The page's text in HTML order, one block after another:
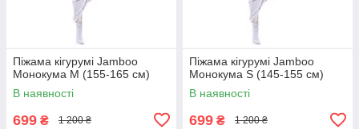
Піжама кігурумі Jamboo
Монокума M (155-165 см)
В наявності
699 ₴ 1 200 ₴
Піжама кігурумі Jamboo
Монокума S (145-155 см)
В наявності
699 ₴ 1 200 ₴